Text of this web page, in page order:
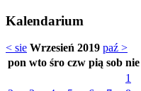
Kalendarium
< sie Wrzesień 2019 paź >
pon wto śro czw pią sob nie
1